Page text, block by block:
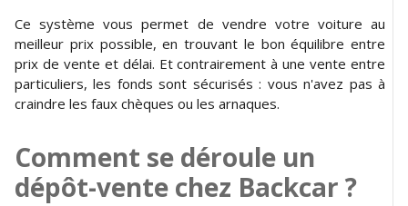
Ce système vous permet de vendre votre voiture au
meilleur prix possible, en trouvant le bon équilibre entre
prix de vente et délai. Et contrairement à une vente entre
particuliers, les fonds sont sécurisés : vous n'avez pas à
craindre les faux chèques ou les arnaques.
Comment se déroule un
dépôt-vente chez Backcar ?